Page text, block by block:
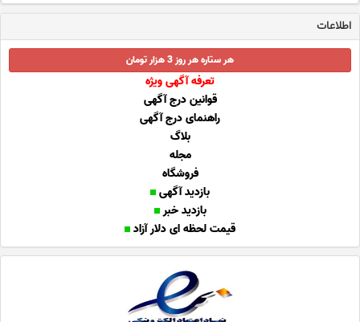
اطلاعات
هر ستاره هر روز 3 هزار تومان
تعرفه آگهی ویژه
قوانین درج آگهی
راهنمای درج آگهی
بلاگ
مجله
فروشگاه
بازدید آگهی
بازدید خبر
قیمت لحظه ای دلار آزاد